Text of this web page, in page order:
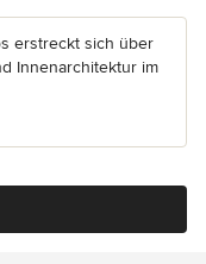
erstreckt sich über
Innenarchitektur im